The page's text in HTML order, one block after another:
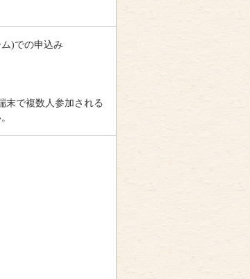
)での申込み
末で複数人参加される